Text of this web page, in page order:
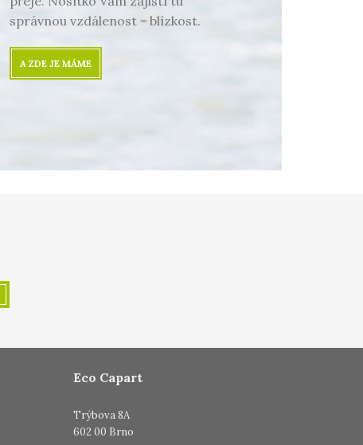
správnou vzdálenost = blízkost.
A ZDE JE MÁME
Eco Capart
Trýbova 8A
602 00 Brno